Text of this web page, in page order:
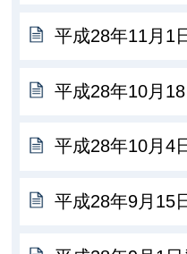
平成28年11月1
平成28年10月
平成28年10月4
平成28年9月15